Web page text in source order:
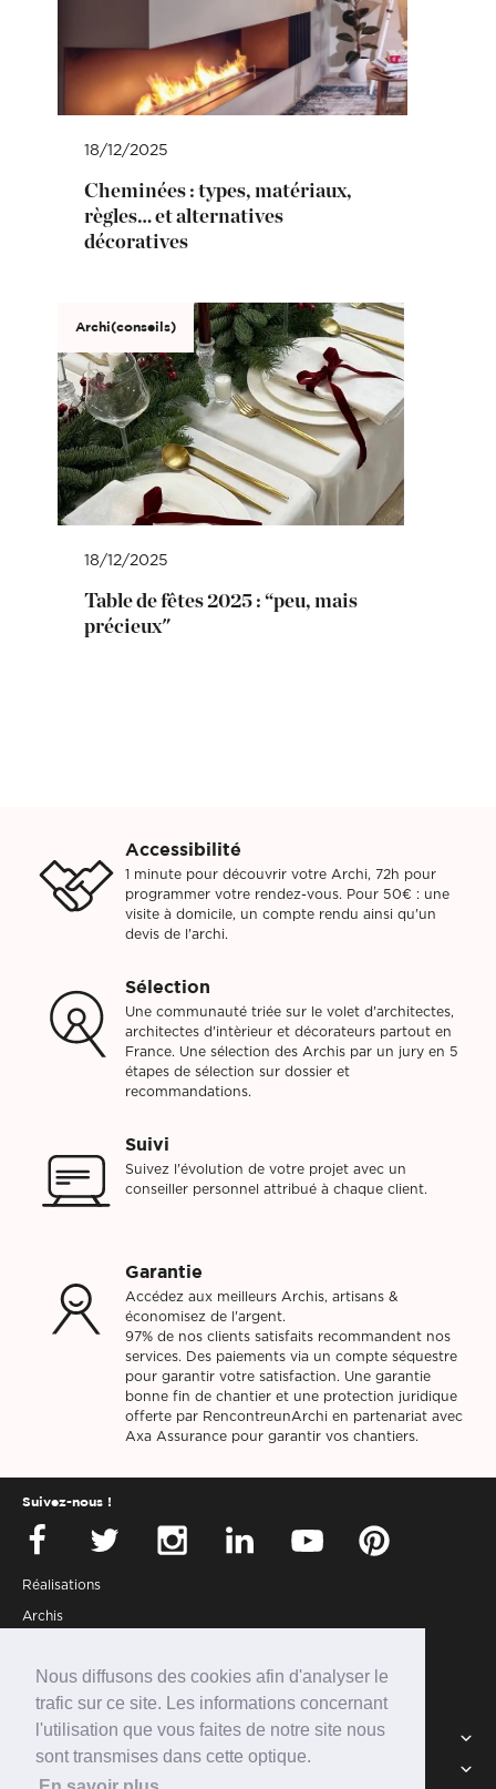
Nous diffusons des cookies afin d'analyser le
trafic sur ce site. Les informations concernant
l'utilisation que vous faites de notre site nous
sont transmises dans cette optique.
18/12/2025
Cheminées : types, matériaux,
règles… et alternatives
décoratives
Archi(conseils)
18/12/2025
Table de fêtes 2025 : “peu, mais
précieux"
Accessibilité
1 minute pour découvrir votre Archi, 72h pour
programmer votre rendez-vous. Pour 50€ : une
visite à domicile, un compte rendu ainsi qu'un
devis de l'archi.
Sélection
Une communauté triée sur le volet d'architectes,
architectes d'intèrieur et décorateurs partout en
France. Une sélection des Archis par un jury en 5
étapes de sélection sur dossier et
recommandations.
Suivi
Suivez l'évolution de votre projet avec un
conseiller personnel attribué à chaque client.
Garantie
Accédez aux meilleurs Archis, artisans &
économisez de l'argent.
97% de nos clients satisfaits recommandent nos
services. Des paiements via un compte séquestre
pour garantir votre satisfaction. Une garantie
bonne fin de chantier et une protection juridique
offerte par RencontreunArchi en partenariat avec
Axa Assurance pour garantir vos chantiers.
Réalisations
Archis
Partenaires
Connexion
Suivez-nous !